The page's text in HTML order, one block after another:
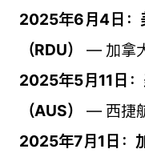
2025年6月4日：
（RDU）
— 加拿
2025年5月11日
（AUS）
— 西捷
2025年7月1日：